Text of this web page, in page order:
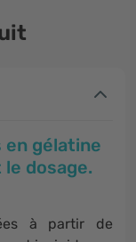
en gélatine
dosage.
à partir de